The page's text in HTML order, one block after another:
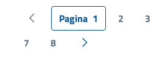
Pagina precedente
Pagina 1 2 3
7
8 Pagina successiva